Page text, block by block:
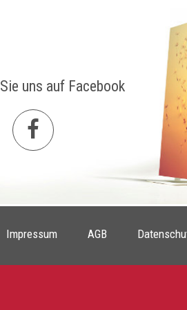
uns auf Facebook
Impressum AGB